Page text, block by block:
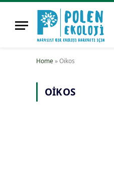
Home»Oikos
OIKOS